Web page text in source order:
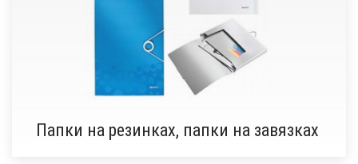
Папки на резинках, папки на завязках